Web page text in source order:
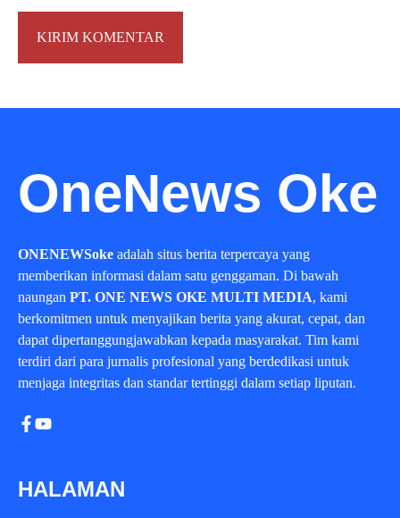
OneNews Oke
ONENEWSoke adalah situs berita terpercaya yang
memberikan informasi dalam satu genggaman. Di bawah
naungan PT. ONE NEWS OKE MULTI MEDIA, kami
berkomitmen untuk menyajikan berita yang akurat, cepat, dan
dapat dipertanggungjawabkan kepada masyarakat. Tim kami
terdiri dari para jurnalis profesional yang berdedikasi untuk
menjaga integritas dan standar tertinggi dalam setiap liputan.
HALAMAN